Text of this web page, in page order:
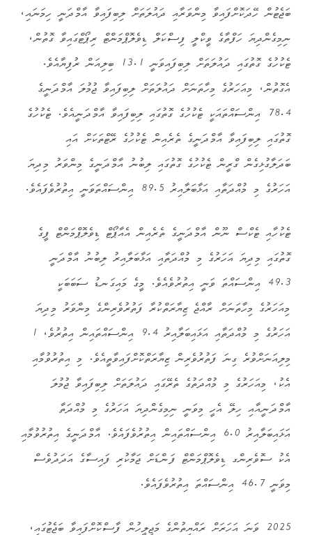
ބަޖެޓުން ހޭދަކޮށްފައިވާ މިންވަރާއި ދައުލަތަށް ލިބިފައިވާ އާމްދަނީ ހިމަނައި،
ނިމިގެންދިޔަ ހަފްތާގެ ވީކްލީ ފިސްކަލް ޑިވެލޮޕްމަންޓް ރިޕޯޓްގައިވާ ގޮތުން،
ޓެކުހުގެ ގޮތުގައި ދައުލަތަށް ލިބިފައިވަނީ 13.1 ބިލިއަން ރުފިޔާއެވެ.
އެގޮތުން، މިއަހަރުގެ މިހާތަނަށް ދައުލަތަށް ލިބިފައިވާ ޖުމުލަ އާމްދަނީގެ
78.4 އިންސައްތައަކީ ޓެކުހުގެ ގޮތުގައި ލިބިފައިވާ އާމްދަނީއެވެ. ޓެކުހުގެ
ގޮތުގައި ލިބިފައިވާ އާމްދަނީގެ ތެރެއިން ޓެކުހުގެ ރޭޓްތަކަށް އައި
ބަދަލާގުޅިގެން ގްރީން ޓެކުހުގެ ގޮތުގައި ލިބުނު އާމްދަނީގެ މިންވަރު މިދިޔަ
އަހަރުގެ މި މުއްދަތާއި އަޅާބަލާއިރު 89.5 އިންސައްތަވަނީ އިތުރުވެފައެވެ.
ޓެކުހާއި ޓެކްސް ނޫން އާމްދަނީގެ ތެރެއިން އެއާޕޯޓް ޑިވެލޮޕްމަންޓް ފީގެ
ގޮތުގައި މިދިޔަ އަހަރުގެ މި މުއްދަތާއި އަޅާބަލާއިރު ލިބުނު އާމްދަނީ
49.3 އިންސައްތަ ވަނީ އިތުރުވެއެވެ. މީގެ މައިގަނޑު ސަބަބަކީ
މިއަހަރުގެ މިހާތަނަށް ރާއްޖެ ޒިޔާރަތްކުރާ ފަތުރުވެރިންގެ މިންވަރު މިދިޔަ
އަހަރުގެ މި މުއްދަތާއި އަޅައިބަލާއިރު 9.4 އިންސައްތައިން އިތުރުވެ، 1
މިލިއަނަށްވުރެ ގިނަ ފަތުރުވެރިން ޒިޔާރަތްކޮށްފައިވާތީއެވެ. މި އިތުރުވުމާއި
އެކު، މިއަހަރުގެ މި މުއްދަތުގެ ތެރޭގައި ދައުލަތަށް ލިބިފައިވާ ޖުމުލަ
އާމްދަނީއާއި ހިލޭ އެހީ މިވަނީ ނިމިގެންދިޔަ އަހަރުގެ މި މުއްދަތާ
އަޅައިބަލާއިރު 6.0 އިންސައްތައިން އިތުރުވެފައެވެ. އާމްދަނީގެ އިތުރުވުމާއި
އެކު ސޮވެރިންގ ޑިވެލޮޕްމަންޓް ފަންޑަށް ޖަމާކުރި ފައިސާގެ އަދަދުވެސް
މިވަނީ 46.7 އިންސައްތަ އިތުރުވެފައެވެ.
2025 ވަނަ އަހަރަށް ރައްޔިތުންގެ މަޖިލީހުން ފާސްކޮށްފައިވާ ބަޖެޓުގައި،